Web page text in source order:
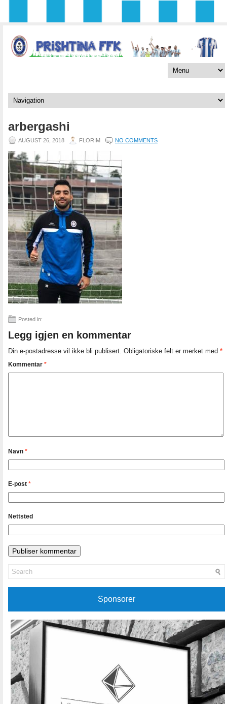
arbergashi
AUGUST 26, 2018 FLORIM NO COMMENTS
Posted in:
Legg igjen en kommentar
Din e-postadresse vil ikke bli publisert. Obligatoriske felt er merket med *
Kommentar *
Navn *
E-post *
Nettsted
Sponsorer